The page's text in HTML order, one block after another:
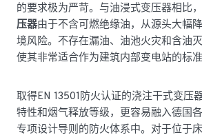
的要求极为严苛。与油浸式变压器相比，
压器由于不含可燃绝缘油，从源头大幅
境风险。不存在漏油、油池火灾和含油
使其非常适合作为建筑内部变电站的标准
取得EN 13501防火认证的浇注干式变压
特性和烟气释放等级，更容易融入德国
专项设计导则的防火体系中。对于位于